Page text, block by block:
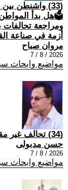
(33) واشنطن
🗳هل بدأ
ومراجعة تحالفات
أزمة في صناعة
مروان صباح
2026 / 8 / 7
مواضيع وابحاث
(34) تحالف غير مقدس !؟
حسن مدبولى
2026 / 8 / 7
مواضيع وابحاث